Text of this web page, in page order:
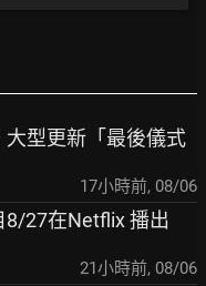
大型更新「最後儀式
17小時前, 08/06
8/27在Netflix 播出
21小時前, 08/06